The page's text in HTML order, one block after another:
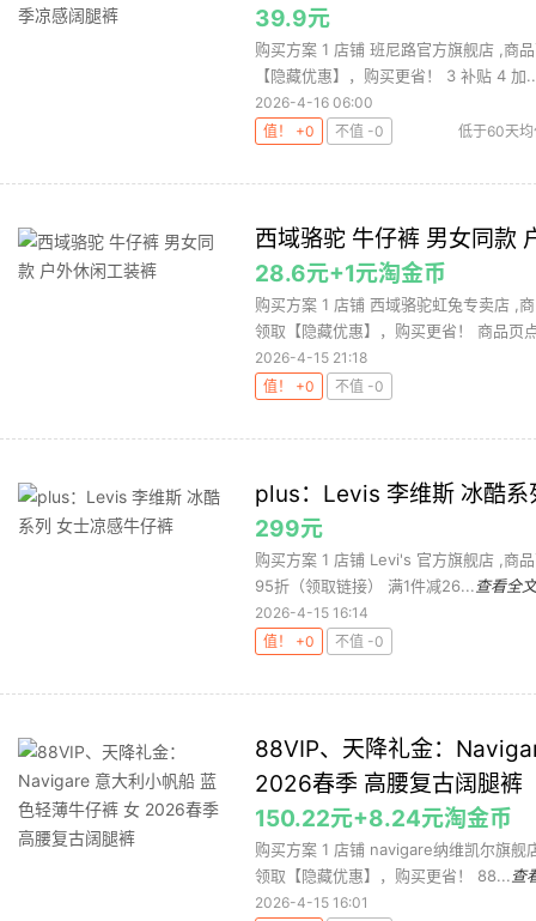
39.9元
购买方案 1 店铺 班尼路官方旗舰店 ,商
【隐藏优惠】，购买更省！ 3 补贴 4 加
2026-4-16 06:00
值！ +0
不值 -0 低于60天
西域骆驼 牛仔裤 男女同款
28.6元+1元淘金币
购买方案 1 店铺 西域骆驼虹兔专卖店 ,
领取【隐藏优惠】，购买更省！ 商品页
2026-4-15 21:18
值！ +0
不值 -0
plus：Levis 李维斯 冰酷系
299元
购买方案 1 店铺 Levi's 官方旗舰店 ,商
95折（领取链接） 满1件减26... 查看全文
2026-4-15 16:14
值！ +0
不值 -0
88VIP、天降礼金：
2026春季 高腰复古阔腿裤
150.22元+8.24元淘金币
购买方案 1 店铺 navigare纳维凯尔旗
领取【隐藏优惠】，购买更省！ 88... 查
2026-4-15 16:01